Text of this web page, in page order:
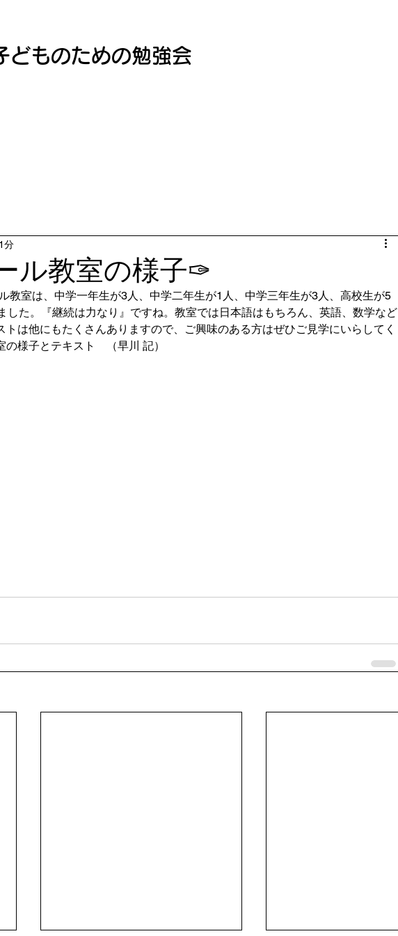
どものための勉強会
ル教室の様子✑
分
教室は、中学一年生が3人、中学二年生が1人、中学三年生が3人、高校生が5
した。『継続は力なり』ですね。教室では日本語はもちろん、英語、数学など
トは他にもたくさんありますので、ご興味のある方はぜひご見学にいらしてく
様子とテキスト　（早川 記）